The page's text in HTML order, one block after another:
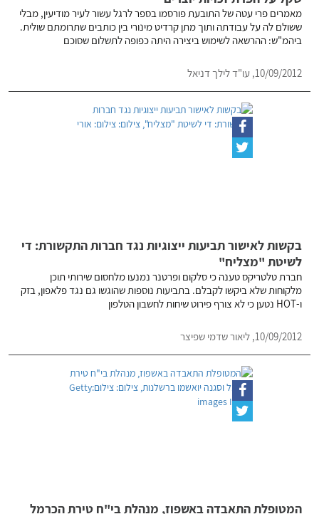
מאמרים פרי עטה של התובעת פורסמו בספר לרגל עשור לעיר מודיעין, מבלי
ששולם לה על עבודתה ותוך מתן קרדיט מינורי בין כותבים שתרומתם שולית.
ביהמ"ש: ההרשאה לשימוש ביצירה היתה כפופה לתשלום שסוכם
10/09/2012, עו"ד לילך דניאל
בקשות לאישור תביעות ייצוגיות נגד חברות התקשורת: די
לשיטת "מצליח"
חברת טלטריקס טענה כי סלקום ופרטנר נמנעו מלחסום שירותי תוכן
מלקוחות שלא ביקשו לקבלם. בתביעות נוספות שהוגשו גם נגד פלאפון, בזק
ו-HOT נטען כי לא צורף פירוט שיחות לחשבון הטלפון
10/09/2012, ליאור שדמי שפיצר
המטופלת התאבדה באשפוז, מנהלת בי"ח טירת הכרמל